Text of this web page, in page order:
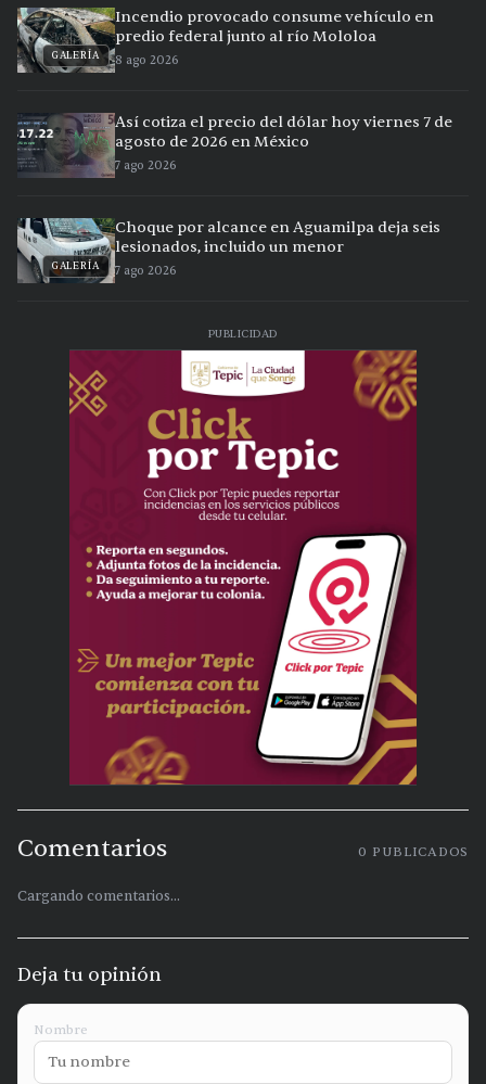
GALERÍA
Incendio provocado consume vehículo en
predio federal junto al río Mololoa
8 ago 2026
Así cotiza el precio del dólar hoy viernes 7 de
agosto de 2026 en México
7 ago 2026
GALERÍA
Choque por alcance en Aguamilpa deja seis
lesionados, incluido un menor
7 ago 2026
PUBLICIDAD
Comentarios 0 PUBLICADOS
Cargando comentarios...
Deja tu opinión
Nombre